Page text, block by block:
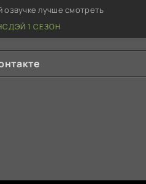
озвучке лучше смотреть
1 СЕЗОН